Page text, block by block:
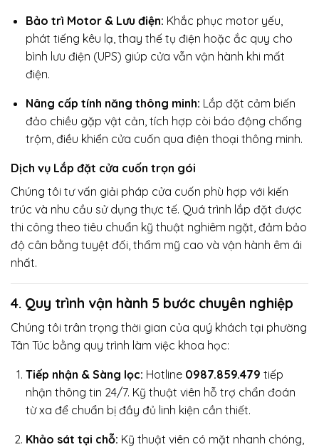
Bảo trì Motor & Lưu điện: Khắc phục motor yếu,
phát tiếng kêu lạ, thay thế tụ điện hoặc ắc quy cho
bình lưu điện (UPS) giúp cửa vẫn vận hành khi mất
điện.
Nâng cấp tính năng thông minh: Lắp đặt cảm biến
đảo chiều gặp vật cản, tích hợp còi báo động chống
trộm, điều khiển cửa cuốn qua điện thoại thông minh.
Dịch vụ Lắp đặt cửa cuốn trọn gói
Chúng tôi tư vấn giải pháp cửa cuốn phù hợp với kiến
trúc và nhu cầu sử dụng thực tế. Quá trình lắp đặt được
thi công theo tiêu chuẩn kỹ thuật nghiêm ngặt, đảm bảo
độ cân bằng tuyệt đối, thẩm mỹ cao và vận hành êm ái
nhất.
4. Quy trình vận hành 5 bước chuyên nghiệp
Chúng tôi trân trọng thời gian của quý khách tại phường
Tân Túc bằng quy trình làm việc khoa học:
Tiếp nhận & Sàng lọc: Hotline 0987.859.479 tiếp
nhận thông tin 24/7. Kỹ thuật viên hỗ trợ chẩn đoán
từ xa để chuẩn bị đầy đủ linh kiện cần thiết.
Khảo sát tại chỗ: Kỹ thuật viên có mặt nhanh chóng,